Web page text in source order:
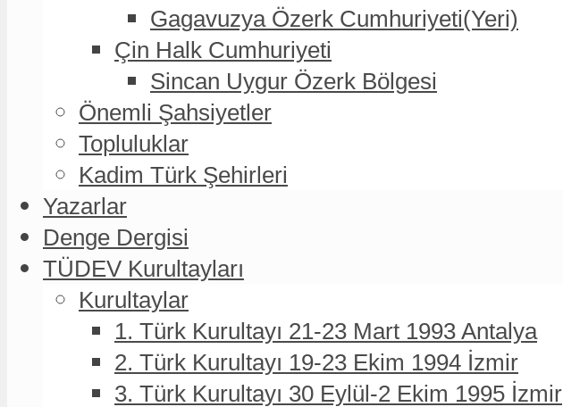
Gagavuzya Özerk Cumhuriyeti(Yeri)
Çin Halk Cumhuriyeti
Sincan Uygur Özerk Bölgesi
Önemli Şahsiyetler
Topluluklar
Kadim Türk Şehirleri
Yazarlar
Denge Dergisi
TÜDEV Kurultayları
Kurultaylar
1. Türk Kurultayı 21-23 Mart 1993 Antalya
2. Türk Kurultayı 19-23 Ekim 1994 İzmir
3. Türk Kurultayı 30 Eylül-2 Ekim 1995 İzmir